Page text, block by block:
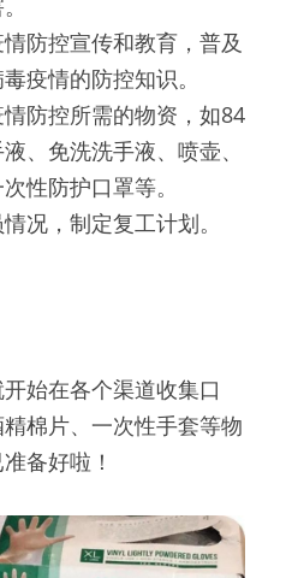
防控宣传和教育，普及
疫情的防控知识。
防控所需的物资，如84
、免洗洗手液、喷壶、
性防护口罩等。
况，制定复工计划。
始在各个渠道收集口
棉片、一次性手套等物
备好啦！